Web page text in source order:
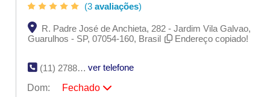
(3 avaliações)
R. Padre José de Anchieta, 282 - Jardim Vila Galvao,
Guarulhos - SP, 07054-160, Brasil
Endereço copiado!
(11) 2788-9842
ver telefone
Dom:
Fechado